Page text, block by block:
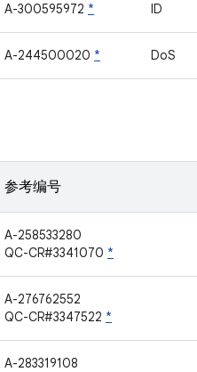
A-300595972 * ID
A-244500020 * DoS
参考编号
A-258533280
QC-CR#3341070 *
A-276762552
QC-CR#3347522 *
A-283319108